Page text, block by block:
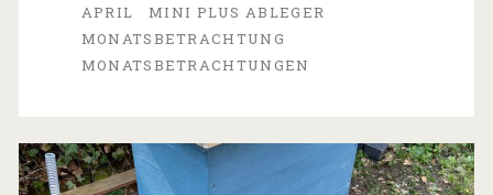
APRIL
MINI PLUS ABLEGER
MONATSBETRACHTUNG
MONATSBETRACHTUNGEN